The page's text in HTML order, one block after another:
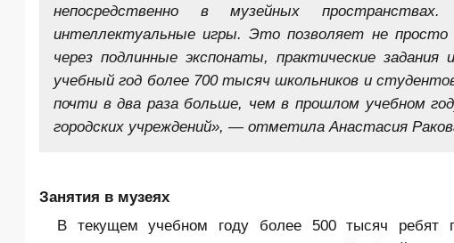
непосредственно в музейных
интеллектуальные игры. Это позволяет не
через подлинные экспонаты, практические
учебный год более 700 тысяч школьников и
почти в два раза больше, чем в прошлом учебном
городских учреждений», — отметила Анастасия
Занятия в музеях
В текущем учебном году более 500 тысяч ребят